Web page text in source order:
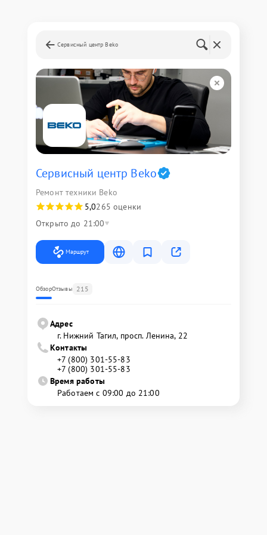
Сервисный центр Beko
Сервисный центр Beko
Ремонт техники Beko
5,0265 оценки
Открыто до 21:00
Маршрут
ОбзорОтзывы 215
Адрес
г. Нижний Тагил, просп. Ленина, 22
Контакты
+7 (800) 301-55-83
+7 (800) 301-55-83
Время работы
Работаем с 09:00 до 21:00